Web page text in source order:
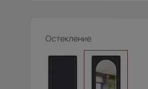
Остекление